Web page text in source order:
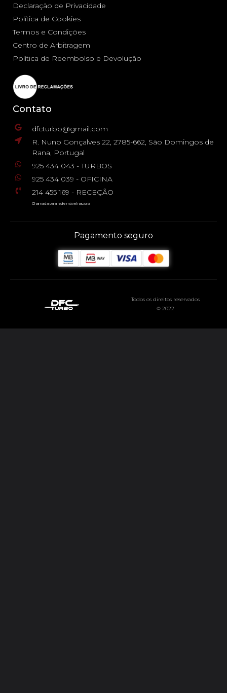
Declaração de Privacidade
Política de Cookies
Termos e Condições
Centro de Arbitragem
Política de Reembolso e Devolução
Contato
dfcturbo@gmail.com
R. Nuno Gonçalves 22, 2785-662, São Domingos de
Rana, Portugal
925 434 043 - TURBOS
925 434 039 - OFICINA
214 455 169 - RECEÇÃO
Chamada para rede móvel naciona
Pagamento seguro
Todos os direitos reservados
© 2022